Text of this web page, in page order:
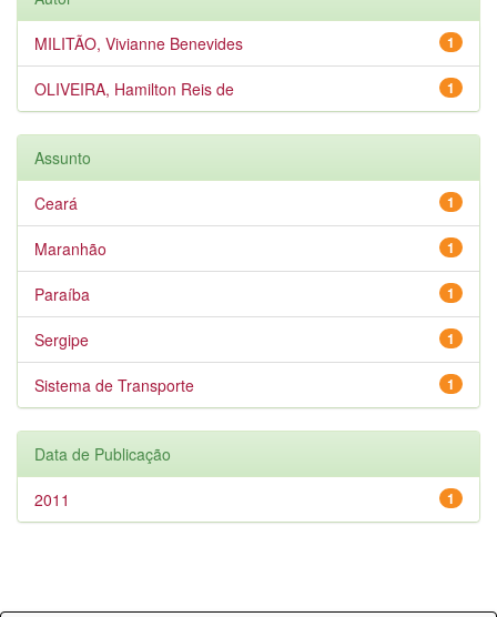
1
MILITÃO, Vivianne Benevides
1
OLIVEIRA, Hamilton Reis de
Assunto
1
Ceará
1
Maranhão
1
Paraíba
1
Sergipe
1
Sistema de Transporte
Data de Publicação
1
2011